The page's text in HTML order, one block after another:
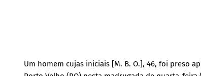
Um homem cujas iniciais [M. B. O.], 46, foi preso